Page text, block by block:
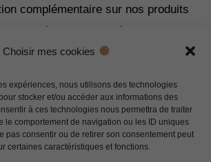
Choisir mes cookies
expériences, nous utilisons des technologies
stocker et/ou accéder aux informations des
à ces technologies nous permettra de traiter
le comportement de navigation ou les ID uniques
pas consentir ou de retirer son consentement peut
certaines caractéristiques et fonctions.
complémentaire sur nos produits
www.ortho-cape.com de
pas à nous contacter sur
Contactez-nous